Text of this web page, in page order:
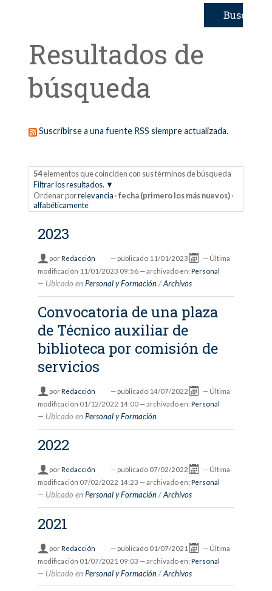
Resultados de
búsqueda
Suscribirse a una fuente RSS siempre actualizada.
54elementos que coinciden con sus términos de búsqueda
Filtrar los resultados.
Ordenar porrelevancia ·fecha (primero los más nuevos) ·
alfabéticamente
2023
porRedacción — publicado 11/01/2023 — Última
modificación 11/01/2023 09:56 — archivado en: Personal
Ubicado en Personal y Formación /Archivos
Convocatoria de una plaza
de Técnico auxiliar de
biblioteca por comisión de
servicios
porRedacción — publicado 14/07/2022 — Última
modificación 01/12/2022 14:00 — archivado en: Personal
Ubicado en Personal y Formación
2022
porRedacción — publicado 07/02/2022 — Última
modificación 07/02/2022 14:23 — archivado en: Personal
Ubicado en Personal y Formación /Archivos
2021
porRedacción — publicado 01/07/2021 — Última
modificación 01/07/2021 09:03 — archivado en: Personal
Ubicado en Personal y Formación /Archivos